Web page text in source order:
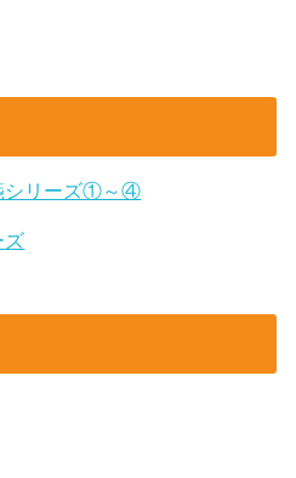
シリーズ①～④
ズ